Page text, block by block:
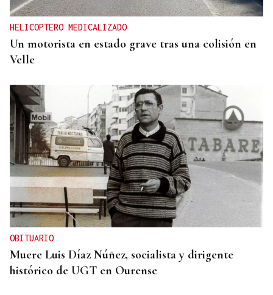
HELICOPTERO MEDICALIZADO
Un motorista en estado grave tras una colisión en
Velle
OBITUARIO
Muere Luis Díaz Núñez, socialista y dirigente
histórico de UGT en Ourense